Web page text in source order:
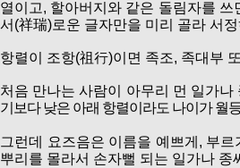
열이고, 할아버지와 같은 돌림자를
서(祥瑞)로운 글자만을 미리 골라 서
항렬이 조항(祖行)이면 족조, 족대부
처음 만나는 사람이 아무리 먼 일가
기보다 낮은 아래 항렬이라도 나이가 월
그런데 요즈음은 이름을 예쁘게, 부
뿌리를 몰라서 손자뻘 되는 일가나